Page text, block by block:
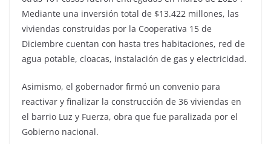
Mediante una inversión total de $13.422 millones, las
viviendas construidas por la Cooperativa 15 de
Diciembre cuentan con hasta tres habitaciones, red de
agua potable, cloacas, instalación de gas y electricidad.
Asimismo, el gobernador firmó un convenio para
reactivar y finalizar la construcción de 36 viviendas en
el barrio Luz y Fuerza, obra que fue paralizada por el
Gobierno nacional.